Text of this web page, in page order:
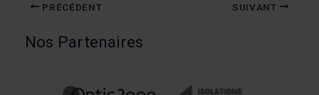
PRÉCÉDENT SUIVANT
Nos Partenaires